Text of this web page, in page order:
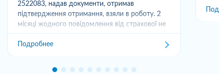
2522083, надав документи, отримав
підтвердження отримання, взяли в роботу. 2
місяці жодного повідомлення від страхової не
отримував,...
Подробнее